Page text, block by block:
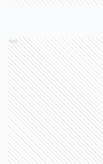
Ads